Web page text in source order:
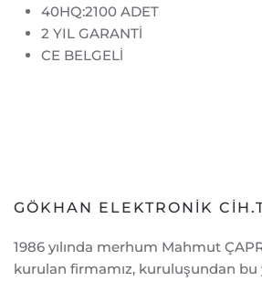
40HQ:2100 ADET
2 YIL GARANTİ
CE BELGELİ
GÖKHAN ELEKTRONİK
1986 yılında merhum Mahmut
kurulan firmamız, kuruluşundan